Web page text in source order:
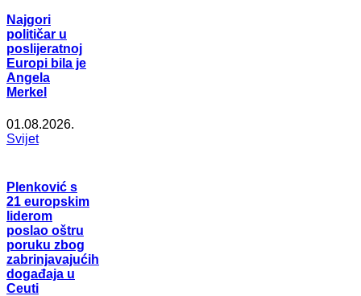
Najgori
političar u
poslijeratnoj
Europi bila je
Angela
Merkel
01.08.2026.
Svijet
Plenković s
21 europskim
liderom
poslao oštru
poruku zbog
zabrinjavajućih
događaja u
Ceuti